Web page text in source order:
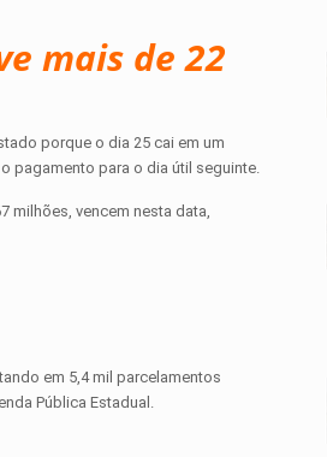
mais de 22
porque o dia 25 cai em um
pagamento para o dia útil seguinte.
milhões, vencem nesta data,
em 5,4 mil parcelamentos
Pública Estadual.